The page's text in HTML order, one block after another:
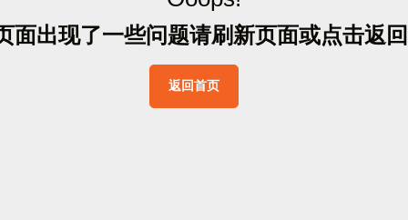
面出现了一些问题请刷新页面或点击返 回
返回首页